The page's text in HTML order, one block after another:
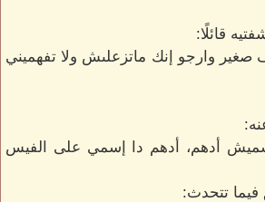
قائلًا:
صغير وارجو إنك ماتزعلىش ولا تفهميني
أدهم، أدهم دا إسمي على الفيس
تتحدث: